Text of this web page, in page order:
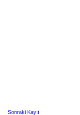
Sonraki Kayıt